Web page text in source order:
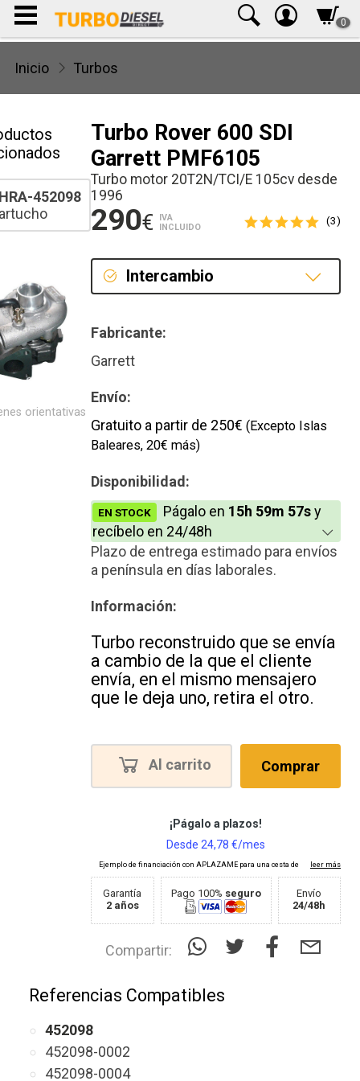
0
Inicio Turbos
Turbo Rover 600 SDI
Garrett PMF6105
Turbo motor 20T2N/TCI/E 105cv desde
1996
290€
IVA
INCLUIDO
(3)
Intercambio
Reconstrucción
Fabricante:
Garrett
Envío:
Gratuito a partir de 250€ (Excepto Islas
Baleares, 20€ más)
Disponibilidad:
EN STOCK Págalo en 15h 59m 57sy
recíbelo en 24/48h
Plazo de entrega estimado para envíos
a península en días laborales.
Información:
Turbo reconstruido que se envía
a cambio de la que el cliente
envía, en el mismo mensajero
que le deja uno, retira el otro.
Al carrito Comprar
Garantía
2 años
Pago 100% seguro
Envío
24/48h
Compartir:
orientativas
452098
Referencias Compatibles
452098
452098-0002
452098-0004